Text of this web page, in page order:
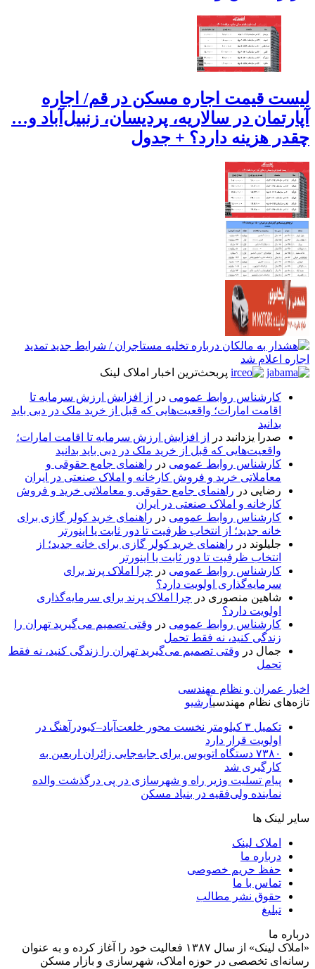
لیست قیمت اجاره مسکن در قم/ اجاره
آپارتمان در سالاریه، پردیسان، زنبیل‌آباد و…
چقدر هزینه دارد؟ + جدول
پربحث‌ترین اخبار املاک لینک
کارشناس روابط عمومی در
از افزایش ارزش سرمایه تا
اقامت امارات؛ واقعیت‌هایی که قبل از خرید ملک در دبی باید
بدانید
صدرا یزدانبد در
از افزایش ارزش سرمایه تا اقامت امارات؛
واقعیت‌هایی که قبل از خرید ملک در دبی باید بدانید
کارشناس روابط عمومی در راهنمای جامع حقوقی و
معاملاتی خرید و فروش کارخانه و املاک صنعتی در ایران
رضایی در راهنمای جامع حقوقی و معاملاتی خرید و فروش
کارخانه و املاک صنعتی در ایران
کارشناس روابط عمومی در راهنمای خرید کولر گازی برای
خانه جدید؛ از انتخاب ظرفیت تا دور ثابت یا اینورتر
جلیلوند در راهنمای خرید کولر گازی برای خانه جدید؛ از
انتخاب ظرفیت تا دور ثابت یا اینورتر
کارشناس روابط عمومی در چرا املاک پرند برای
سرمایه‌گذاری اولویت دارد؟
شاهین منصوری در چرا املاک پرند برای سرمایه‌گذاری
اولویت دارد؟
کارشناس روابط عمومی در وقتی تصمیم می‌گیرید تهران را
زندگی کنید، نه فقط تحمل
جمال در وقتی تصمیم می‌گیرید تهران را زندگی کنید، نه فقط
تحمل
اخبار عمران و نظام مهندسی
تازه‌های نظام مهندسیآرشیو
تکمیل ۳ کیلومتر نخست محور خلعت‌آباد–کبودرآهنگ در
اولویت قرار دارد
۷۳۸۰ دستگاه اتوبوس برای جابه‌جایی زائران اربعین به‌
کارگیری شد
پیام تسلیت وزیر راه و شهرسازی در پی درگذشت والده
نماینده ولی‌فقیه در بنیاد مسکن
سایر لینک ها
املاک لینک
درباره ما
حفظ حریم خصوصی
تماس با ما
حقوق نشر مطالب
تبلیغ
درباره ما
«املاک لینک» از سال ۱۳۸۷ فعالیت خود را آغاز کرده و به عنوان
رسانه‌ای تخصصی در حوزه املاک، شهرسازی و بازار مسکن